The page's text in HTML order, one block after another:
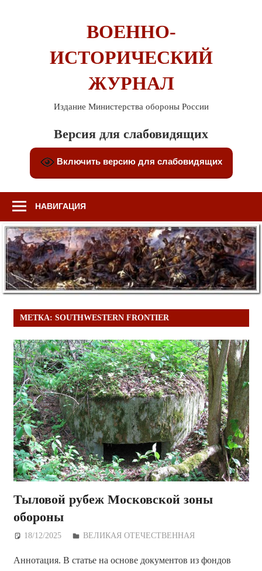
ВОЕННО-
ИСТОРИЧЕСКИЙ
ЖУРНАЛ
Издание Министерства обороны России
Версия для слабовидящих
Включить версию для слабовидящих
НАВИГАЦИЯ
МЕТКА: SOUTHWESTERN FRONTIER
Тыловой рубеж Московской зоны
обороны
18/12/2025 Дежурный по Редакции
ВЕЛИКАЯ ОТЕЧЕСТВЕННАЯ
Аннотация. В статье на основе документов из фондов